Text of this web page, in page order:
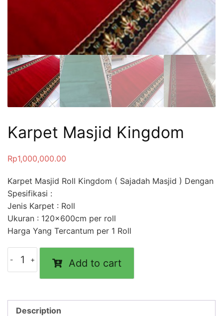
Karpet Masjid Kingdom
Rp1,000,000.00
Karpet Masjid Roll Kingdom ( Sajadah Masjid ) Dengan
Spesifikasi :
Jenis Karpet : Roll
Ukuran : 120x600cm per roll
Harga Yang Tercantum per 1 Roll
Masjid
Kingdom
Add to cart
Description